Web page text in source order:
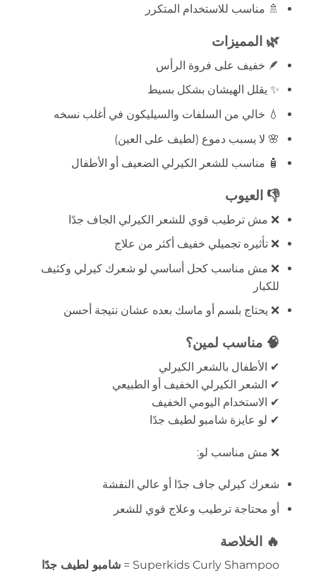
🚿 مناسب للاستخدام المتكرر
🌿 المميزات
🪶 خفيف على فروة الرأس
✨ يقلل الهيشان بشكل بسيط
💧 خالي من السلفات والسيليكون في أغلب نسخه
🌸 لا يسبب دموع (لطيف على العين)
🧴 مناسب للشعر الكيرلي الضعيف أو الأطفال
👎 العيوب
❌ مش ترطيب قوي للشعر الكيرلي الجاف جدًا
❌ تأثيره تجميلي خفيف أكثر من علاج
❌ مش مناسب كحل أساسي لو شعرك كيرلي وكثيف
للكبار
❌ يحتاج بلسم أو ماسك بعده عشان نتيجة أحسن
🧠 مناسب لمين؟
✔ الأطفال بالشعر الكيرلي
✔ الشعر الكيرلي الخفيف أو الطبيعي
✔ الاستخدام اليومي الخفيف
✔ لو عايزة شامبو لطيف جدًا
❌ مش مناسب لو:
شعرك كيرلي جاف جدًا أو عالي النفشة
أو محتاجة ترطيب وعلاج قوي للشعر
🔥 الخلاصة
Superkids Curly Shampoo =
شامبو لطيف جدًا